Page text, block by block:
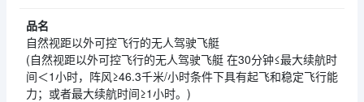
自然视距以外可控飞行的无人驾驶飞艇
(自然视距以外可控飞行的无人驾驶飞艇 在30分钟≤最大续航时
间＜1小时，阵风≥46.3千米/小时条件下具有起飞和稳定飞行能
力；或者最大续航时间≥1小时。)